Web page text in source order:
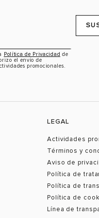
Política de Privacidad de
el envío de
promocionales.
LEGAL
Actividades
Términos y
Aviso de
Política de
Política de
Política de
Línea de